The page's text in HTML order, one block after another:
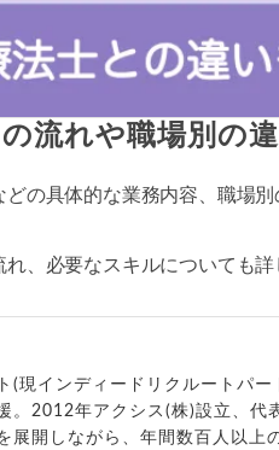
流れや職場別の
の具体的な業務内容、職場
、必要なスキルについても詳
(現インディードリクルートパー
。2012年アクシス(株)設立、代
展開しながら、年間数百人以上